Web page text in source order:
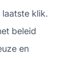
klik.
beleid
en